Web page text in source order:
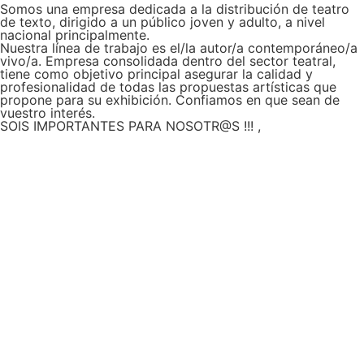
Somos una empresa dedicada a la distribución de teatro
de texto, dirigido a un público joven y adulto, a nivel
nacional principalmente.
Nuestra línea de trabajo es el/la autor/a contemporáneo/a
vivo/a. Empresa consolidada dentro del sector teatral,
tiene como objetivo principal asegurar la calidad y
profesionalidad de todas las propuestas artísticas que
propone para su exhibición. Confiamos en que sean de
vuestro interés.
SOIS IMPORTANTES PARA NOSOTR@S !!! ,